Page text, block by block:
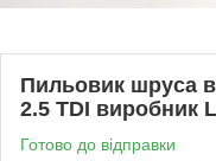
Пильовик шруса
2.5 TDI виробник
Готово до відправки